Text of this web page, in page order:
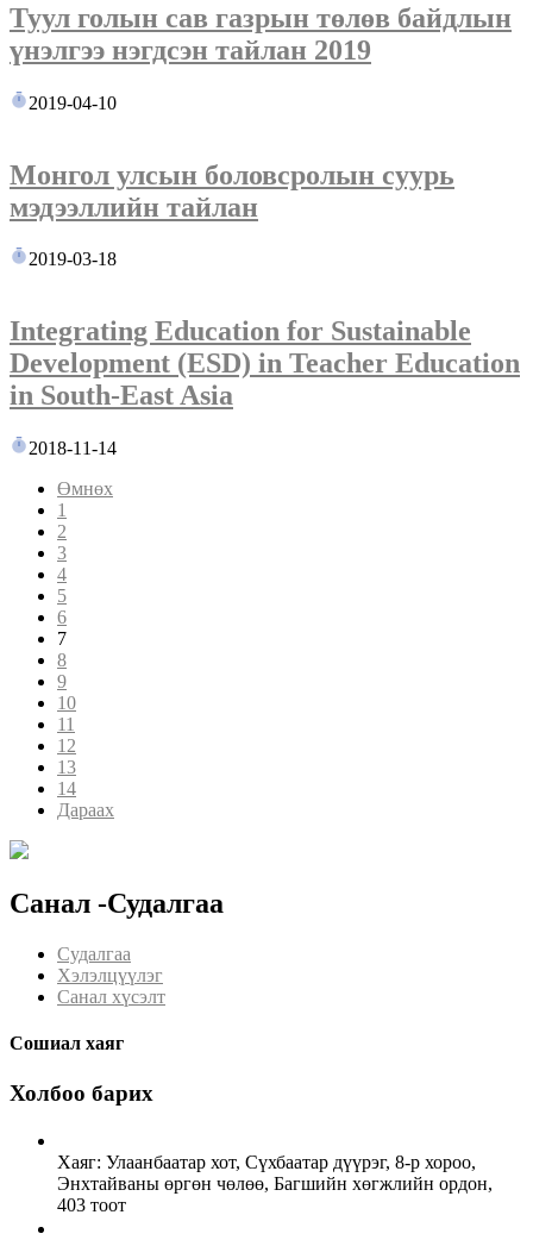
Туул голын сав газрын төлөв байдлын
үнэлгээ нэгдсэн тайлан 2019
2019-04-10
Монгол улсын боловсролын суурь
мэдээллийн тайлан
2019-03-18
Integrating Education for Sustainable
Development (ESD) in Teacher Education
in South-East Asia
2018-11-14
Өмнөх
1
2
3
4
5
6
7
8
9
10
11
12
13
14
Дараах
Санал -Судалгаа
Судалгаа
Хэлэлцүүлэг
Санал хүсэлт
Сошиал хаяг
Холбоо барих
Хаяг: Улаанбаатар хот, Сүхбаатар дүүрэг, 8-р хороо,
Энхтайваны өргөн чөлөө, Багшийн хөгжлийн ордон,
403 тоот